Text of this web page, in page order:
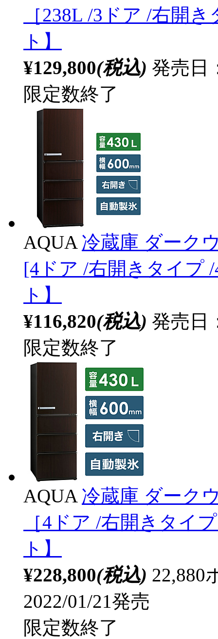
［238L /3ドア /右開
ト】
¥129,800(税込) 発売日
限定数終了
AQUA 冷蔵庫 ダーク
[4ドア /右開きタイプ
ト】
¥116,820(税込) 発売日
限定数終了
AQUA 冷蔵庫 ダーク
［4ドア /右開きタイ
ト】
¥228,800(税込) 22,880
2022/01/21発売
限定数終了